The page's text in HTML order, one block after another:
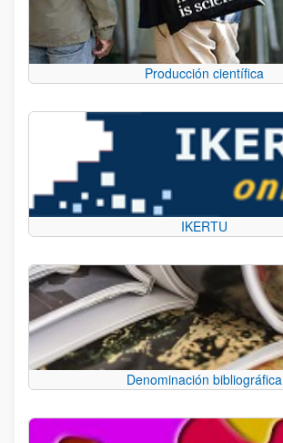
Producción científica
IKERTU
Denominación bibliográfica